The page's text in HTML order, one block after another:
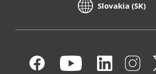
Slovakia (SK)